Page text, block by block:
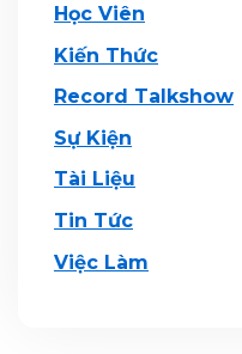
Học Viên
Kiến Thức
Record Talkshow
Sự Kiện
Tài Liệu
Tin Tức
Việc Làm